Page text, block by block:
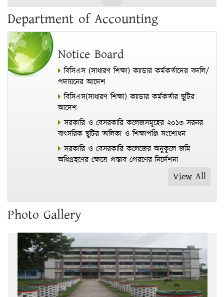
ভর্তি ও ফরম পূরণ www.nilgc.eshiksabd.com ওয়েবসাইটে সম্পন্ন
করুন।
মাস্টার্স ফাইনাল ভর্তির শেষ সময় 19/12/23
Department of Accounting
Notice Board
বিসিএস (সাধারণ শিক্ষা) ক্যাডার কর্মকর্তাদের বদলি/
পদায়নের আদেশ
বিসিএস(সাধারণ শিক্ষা) ক্যাডার কর্মকর্তার ছুটির
আদেশ
সরকারি ও বেসরকারি কলেজসমূহের ২০১৩ সরনর
বাৎসরিক ছুটির তালিকা ও শিক্ষাপঞ্জি সংশোধন
সরকারি ও বেসরকারি কলেজের অনুকূলে জমি
অধিগ্রহণের ক্ষেত্রে প্রস্তাব প্রেরণের নির্দেশনা
View All
Photo Gallery